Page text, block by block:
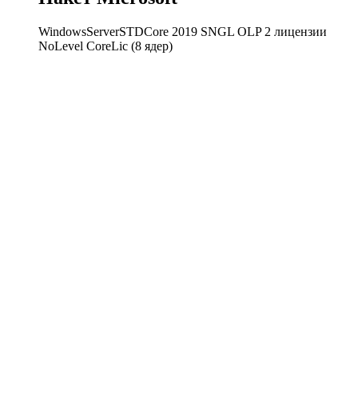
WindowsServerSTDCore 2019 SNGL OLP 2 лицензии
NoLevel CoreLic (8 ядер)